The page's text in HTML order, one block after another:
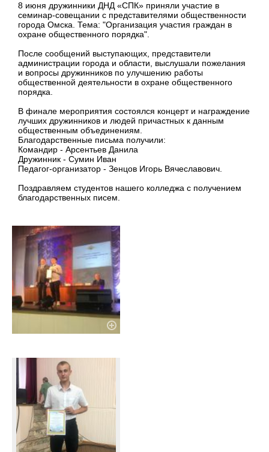
8 июня дружинники ДНД «СПК» приняли участие в
семинар-совещании с представителями общественности
города Омска. Тема: "Организация участия граждан в
охране общественного порядка".
После сообщений выступающих, представители
администрации города и области, выслушали пожелания
и вопросы дружинников по улучшению работы
общественной деятельности в охране общественного
порядка.
В финале мероприятия состоялся концерт и награждение
лучших дружинников и людей причастных к данным
общественным объединениям.
Благодарственные письма получили:
Командир - Арсентьев Данила
Дружинник - Сумин Иван
Педагог-организатор - Зенцов Игорь Вячеславович.
Поздравляем студентов нашего колледжа с получением
благодарственных писем.